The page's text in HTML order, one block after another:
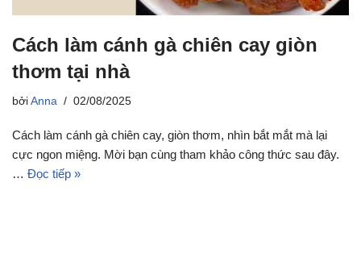
Cách làm cánh gà chiên cay giòn
thơm tại nhà
bởi Anna 02/08/2025
Cách làm cánh gà chiên cay, giòn thơm, nhìn bắt mắt mà lại
cực ngon miệng. Mời bạn cùng tham khảo công thức sau đây.
… Đọc tiếp »